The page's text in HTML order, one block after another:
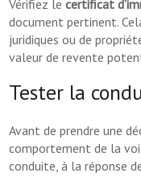
Vérifiez le certificat
document pertinent.
juridiques ou de
valeur de revente
Tester la
Avant de prendre une
comportement de la
conduite, à la réponse